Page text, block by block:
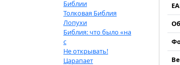
Библии
Толковая Библия
Лопухи
Библия: что было «на
с
Не открывать!
Царапает